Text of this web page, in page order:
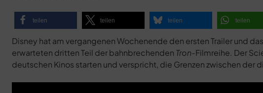
teilen teilen teilen teilen
Disney hat am vergangenen Wochenende den ersten Trailer und
erwarteten dritten Teil der bahnbrechenden Tron-Filmreihe. Der
deutschen Kinos starten und verspricht, die Grenzen zwischen der